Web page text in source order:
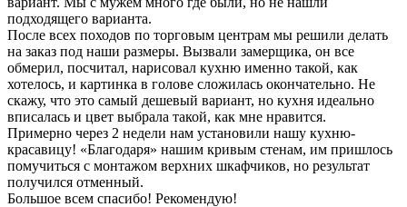
подходящего варианта.
После всех походов по торговым центрам мы решили делать
на заказ под наши размеры. Вызвали замерщика, он все
обмерил, посчитал, нарисовал кухню именно такой, как
хотелось, и картинка в голове сложилась окончательно. Не
скажу, что это самый дешевый вариант, но кухня идеально
вписалась и цвет выбрала такой, как мне нравится.
Примерно через 2 недели нам установили нашу кухню-
красавицу! «Благодаря» нашим кривым стенам, им пришлось
помучиться с монтажом верхних шкафчиков, но результат
получился отменный.
Большое всем спасибо! Рекомендую!